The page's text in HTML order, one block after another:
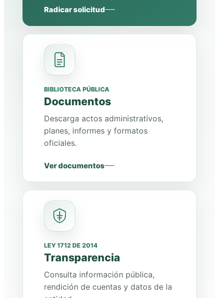
Radicar solicitud
BIBLIOTECA PÚBLICA
Documentos
Descarga actos administrativos,
planes, informes y formatos
oficiales.
Ver documentos
LEY 1712 DE 2014
Transparencia
Consulta información pública,
rendición de cuentas y datos de la